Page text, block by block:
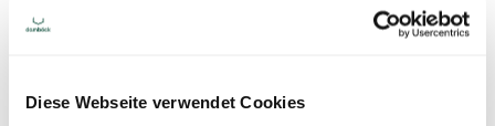
Diese Webseite verwendet Cookies
Betrachter in Lichtgeschwindigkeit auf den
Planeten Mars zu. Dort gelandet in eine
das Ende der Reise erreicht und der Gast wieder in